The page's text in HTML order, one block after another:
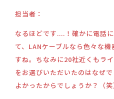
担当者：
なるほどです....！確かに電話
て、LANケーブルなら色々な
すね。ちなみに20社近くもラ
をお選びいただいたのはなぜ
よかったからでしょうか？（笑